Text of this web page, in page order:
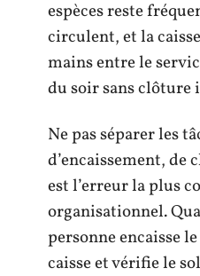
espèces reste
circulent, et la
mains entre le
du soir sans
Ne pas séparer les
d’encaissement, de
est l’erreur la plus
organisationnel.
personne encaisse
caisse et vérifie le